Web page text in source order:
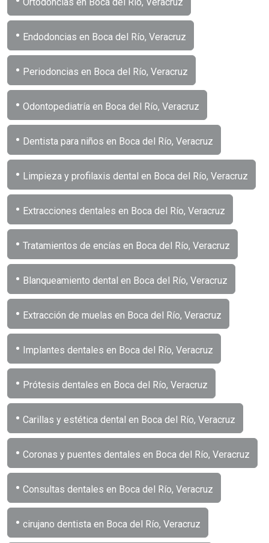
• Endodoncias en Boca del Río, Veracruz
• Periodoncias en Boca del Río, Veracruz
• Odontopediatría en Boca del Río, Veracruz
• Dentista para niños en Boca del Río, Veracruz
• Limpieza y profilaxis dental en Boca del Río, Veracruz
• Extracciones dentales en Boca del Río, Veracruz
• Tratamientos de encías en Boca del Río, Veracruz
• Blanqueamiento dental en Boca del Río, Veracruz
• Extracción de muelas en Boca del Río, Veracruz
• Implantes dentales en Boca del Río, Veracruz
• Prótesis dentales en Boca del Río, Veracruz
• Carillas y estética dental en Boca del Río, Veracruz
• Coronas y puentes dentales en Boca del Río, Veracruz
• Consultas dentales en Boca del Río, Veracruz
• cirujano dentista en Boca del Río, Veracruz